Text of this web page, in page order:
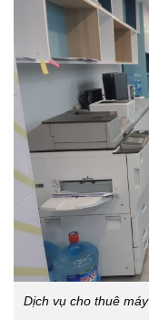
Dịch vụ cho thuê